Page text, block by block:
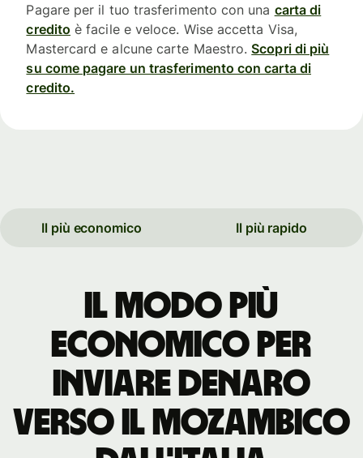
Pagare per il tuo trasferimento con una carta di
credito è facile e veloce. Wise accetta Visa,
Mastercard e alcune carte Maestro.Scopri di più
su come pagare un trasferimento con carta di
credito.
Il più economico Il più rapido
Il modo più
economico per
inviare denaro
verso il Mozambico